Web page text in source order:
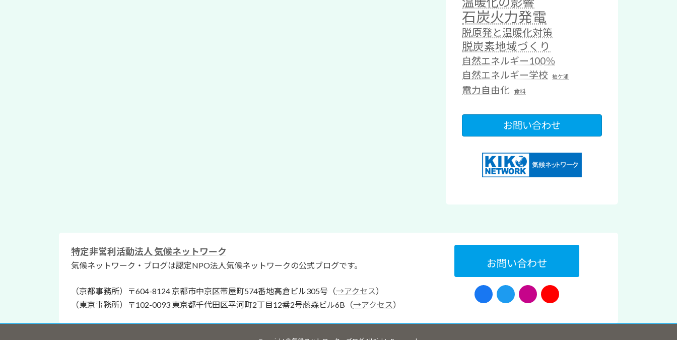
石炭火力発電
脱原発と温暖化対策
脱炭素地域づくり
自然エネルギー100％
自然エネルギー学校
袖ケ浦
電力自由化 食料
お問い合わせ
特定非営利活動法人 気候ネットワーク
気候ネットワーク・ブログは認定NPO法人気候ネットワークの公式ブログです。
（京都事務所）〒604-8124 京都市中京区帯屋町574番地高倉ビル305号（→アクセス）
（東京事務所）〒102-0093 東京都千代田区平河町2丁目12番2号藤森ビル6B（→アクセス）
お問い合わせ